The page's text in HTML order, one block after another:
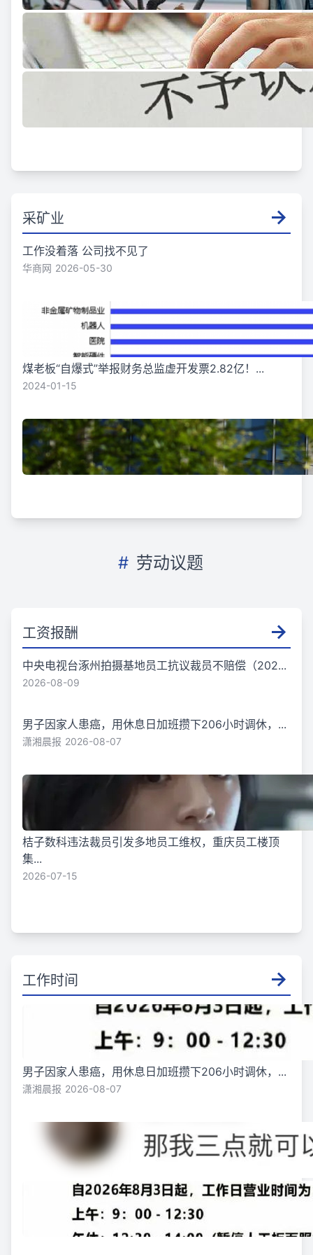
采矿业
工作没着落 公司找不见了
华商网 2026-05-30
煤老板“自爆式”举报财务总监虚开发票2.82亿！...
2024-01-15
# 劳动议题
工资报酬
中央电视台涿州拍摄基地员工抗议裁员不赔偿（202...
2026-08-09
男子因家人患癌，用休息日加班攒下206小时调休，...
潇湘晨报 2026-08-07
桔子数科违法裁员引发多地员工维权，重庆员工楼顶
集...
2026-07-15
工作时间
男子因家人患癌，用休息日加班攒下206小时调休，...
潇湘晨报 2026-08-07